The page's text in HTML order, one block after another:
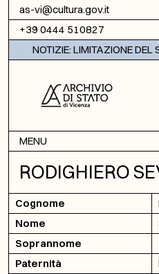
Vai al contenuto
as-vi@cultura.gov.it
+39 0444 510827
NOTIZIE: LIMITAZIONE DEL
MENU
RODIGHIERO
Cognome
Nome
Soprannome
Paternità